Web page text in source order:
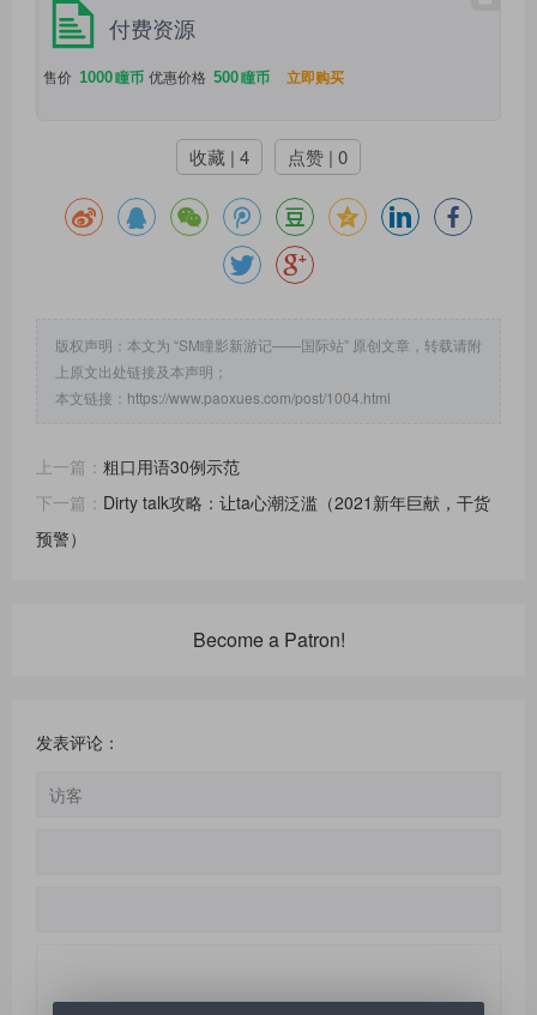
付费资源
售价 1000瞳币 优惠价格 500瞳币 立即购买
收藏 | 4 点赞 | 0
版权声明：本文为 “SM瞳影新游记——国际站” 原创文章，转载请附
上原文出处链接及本声明；
本文链接： https://www.paoxues.com/post/1004.html
上一篇： 粗口用语30例示范
下一篇： Dirty talk攻略：让ta心潮泛滥（2021新年巨献，干货
预警）
Become a Patron!
发表评论：
请登录或注册后再发表评论！